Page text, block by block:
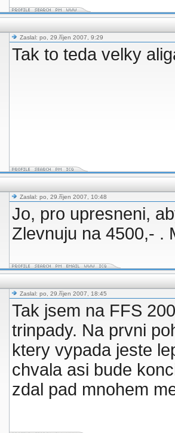
Zaslal: po, 29.říjen 2007, 9:29
Tak to teda velky
Zaslal: po, 29.říjen 2007, 10:48
Jo, pro upresneni,
Zlevnuju na 4500,- .
Zaslal: po, 29.říjen 2007, 18:45
Tak jsem na FFS
trinpady. Na prvni
ktery vypada jeste
chvala asi bude
zdal pad mnohem